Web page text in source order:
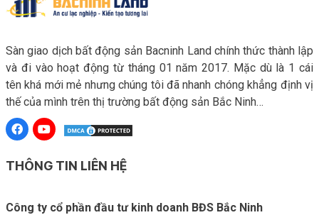
Sàn giao dịch bất động sản Bacninh Land chính thức thành lập
và đi vào hoạt động từ tháng 01 năm 2017. Mặc dù là 1 cái
tên khá mới mẻ nhưng chúng tôi đã nhanh chóng khẳng định vị
thế của mình trên thị trường bất động sản Bắc Ninh…
THÔNG TIN LIÊN HỆ
Công ty cổ phần đầu tư kinh doanh BĐS Bắc Ninh